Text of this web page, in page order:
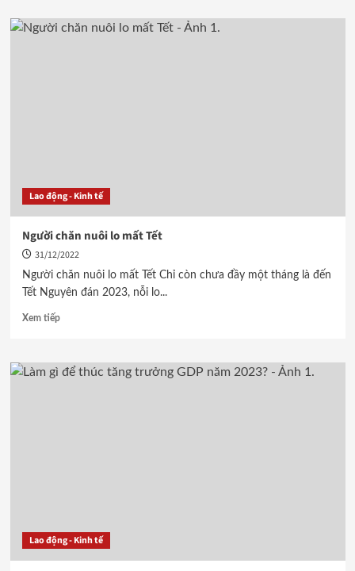
Lao động - Kinh tế
Người chăn nuôi lo mất Tết
31/12/2022
Người chăn nuôi lo mất Tết Chỉ còn chưa đầy một tháng là đến
Tết Nguyên đán 2023, nỗi lo...
Xem tiếp
Lao động - Kinh tế